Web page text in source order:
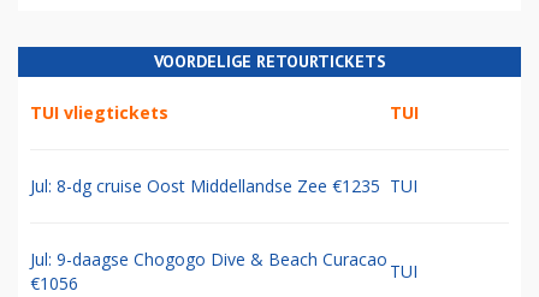
VOORDELIGE RETOURTICKETS
TUI vliegtickets TUI
Jul: 8-dg cruise Oost Middellandse Zee €1235 TUI
Jul: 9-daagse Chogogo Dive & Beach Curacao
€1056
TUI